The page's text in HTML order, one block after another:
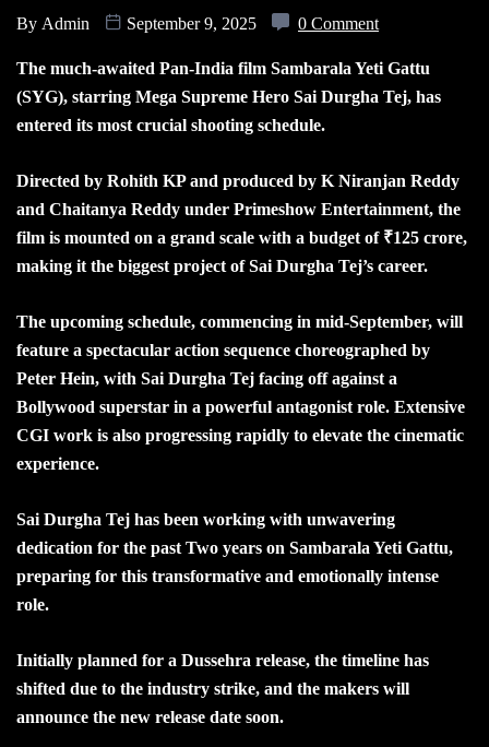
By Admin September 9, 2025 0 Comment
The much-awaited Pan-India film Sambarala Yeti Gattu
(SYG), starring Mega Supreme Hero Sai Durgha Tej, has
entered its most crucial shooting schedule.
Directed by Rohith KP and produced by K Niranjan Reddy
and Chaitanya Reddy under Primeshow Entertainment, the
film is mounted on a grand scale with a budget of ₹125 crore,
making it the biggest project of Sai Durgha Tej’s career.
The upcoming schedule, commencing in mid-September, will
feature a spectacular action sequence choreographed by
Peter Hein, with Sai Durgha Tej facing off against a
Bollywood superstar in a powerful antagonist role. Extensive
CGI work is also progressing rapidly to elevate the cinematic
experience.
Sai Durgha Tej has been working with unwavering
dedication for the past Two years on Sambarala Yeti Gattu,
preparing for this transformative and emotionally intense
role.
Initially planned for a Dussehra release, the timeline has
shifted due to the industry strike, and the makers will
announce the new release date soon.